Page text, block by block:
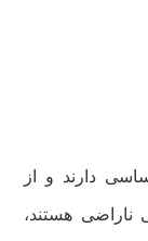
دارند و از
هستند،